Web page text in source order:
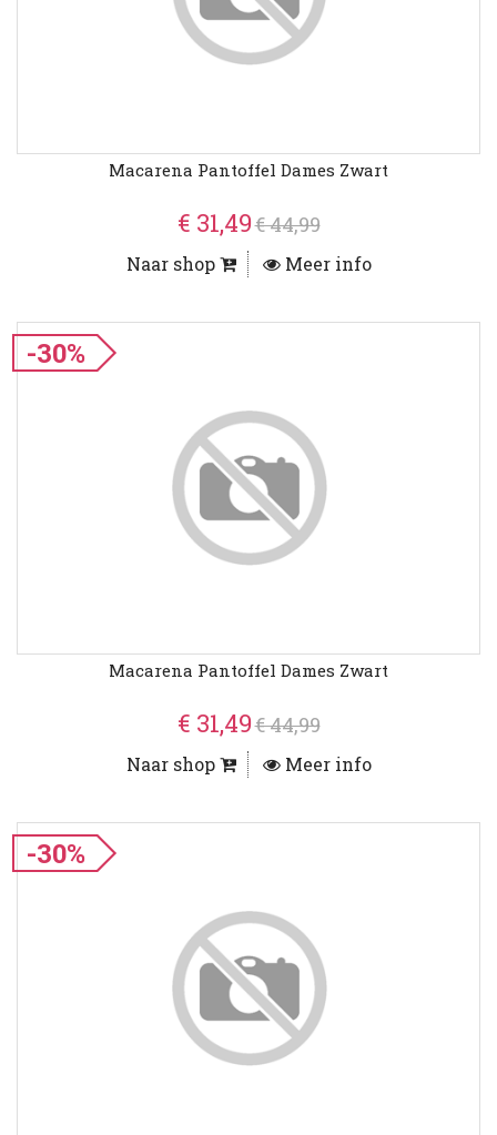
Macarena Pantoffel Dames Zwart
€ 31,49€ 44,99
Naar shop Meer info
-30%
Macarena Pantoffel Dames Zwart
€ 31,49€ 44,99
Naar shop Meer info
-30%